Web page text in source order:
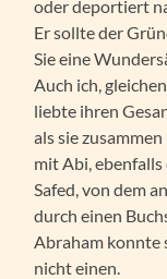
oder deportiert
Er sollte der
Sie eine
Auch ich,
liebte ihren
als sie
mit Abi, ebenfalls
Safed, von dem
durch einen
Abraham konnte
nicht einen.